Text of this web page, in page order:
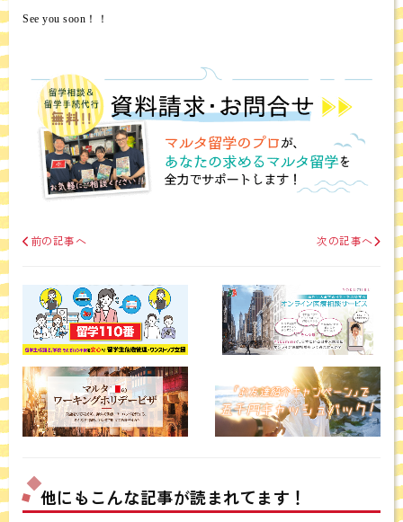
See you soon！！
前の記事へ 次の記事へ
他にもこんな記事が読まれてます！